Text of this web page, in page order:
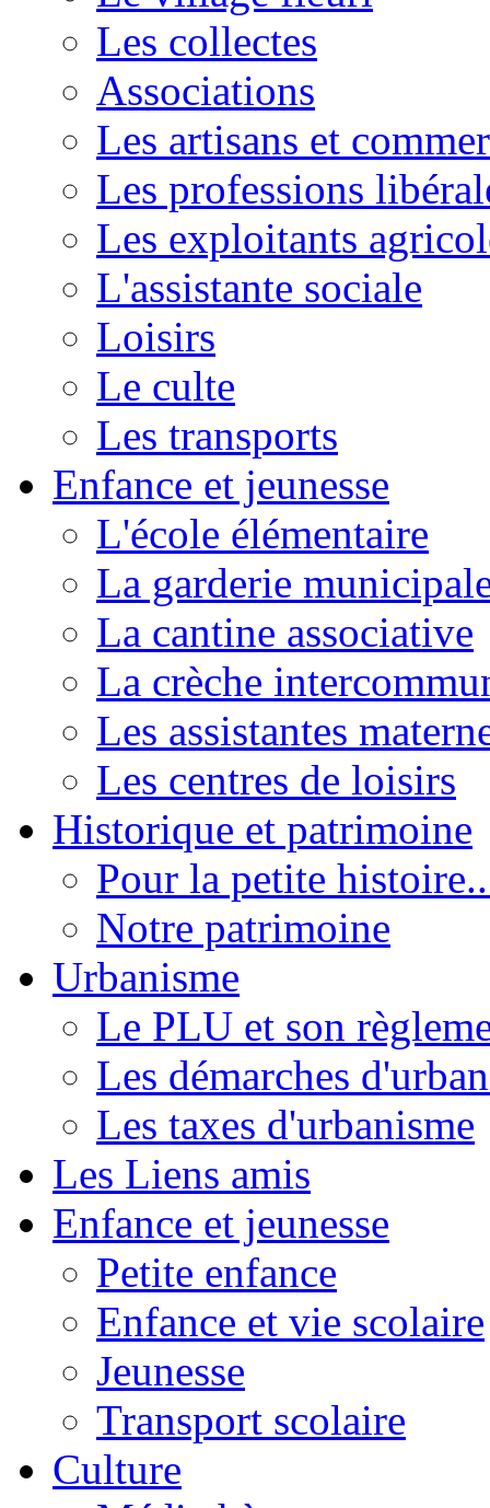
Les collectes
Associations
Les artisans et
Les professions
Les exploitants
L'assistante sociale
Loisirs
Le culte
Les transports
Enfance et jeunesse
L'école élémentaire
La garderie
La cantine associative
La crèche
Les assistantes
Les centres de loisirs
Historique et patrimoine
Pour la petite
Notre patrimoine
Urbanisme
Le PLU et son
Les démarches
Les taxes d'urbanisme
Les Liens amis
Enfance et jeunesse
Petite enfance
Enfance et vie scolaire
Jeunesse
Transport scolaire
Culture